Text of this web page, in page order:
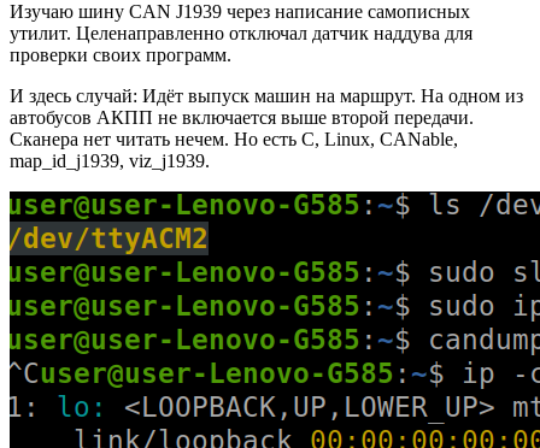
Изучаю шину CAN J1939 через написание самописных
утилит. Целенаправленно отключал датчик наддува для
проверки своих программ.
И здесь случай: Идёт выпуск машин на маршрут. На одном из
автобусов АКПП не включается выше второй передачи.
Сканера нет читать нечем. Но есть C, Linux, CANable,
map_id_j1939, viz_j1939.